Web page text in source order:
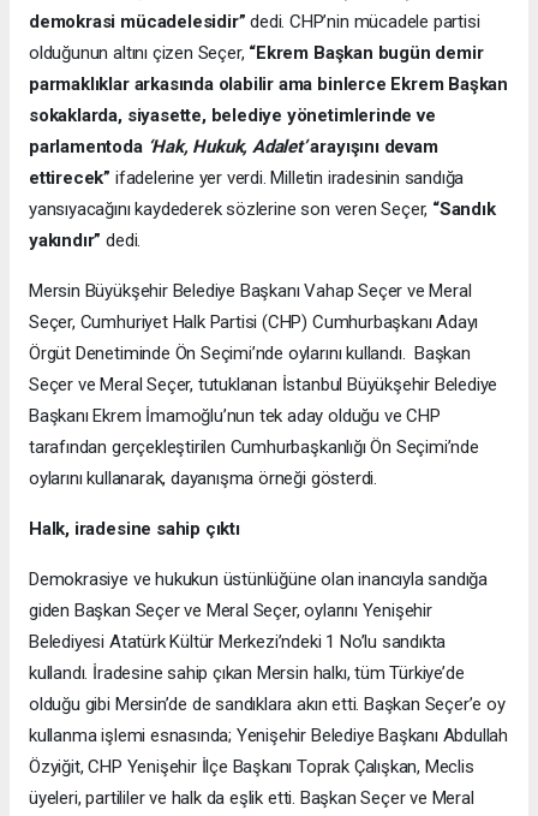
demokrasi mücadelesidir”dedi. CHP’nin mücadele partisi
olduğunun altını çizen Seçer, “Ekrem Başkan bugün demir
parmaklıklar arkasında olabilir ama binlerce Ekrem Başkan
sokaklarda, siyasette, belediye yönetimlerinde ve
parlamentoda ‘Hak, Hukuk, Adalet’arayışını devam
ettirecek” ifadelerine yer verdi. Milletin iradesinin sandığa
yansıyacağını kaydederek sözlerine son veren Seçer, “Sandık
yakındır”dedi.
Mersin Büyükşehir Belediye Başkanı Vahap Seçer ve Meral
Seçer, Cumhuriyet Halk Partisi (CHP) Cumhurbaşkanı Adayı
Örgüt Denetiminde Ön Seçimi’nde oylarını kullandı. Başkan
Seçer ve Meral Seçer, tutuklanan İstanbul Büyükşehir Belediye
Başkanı Ekrem İmamoğlu’nun tek aday olduğu ve CHP
tarafından gerçekleştirilen Cumhurbaşkanlığı Ön Seçimi’nde
oylarını kullanarak, dayanışma örneği gösterdi.
Halk, iradesine sahip çıktı
Demokrasiye ve hukukun üstünlüğüne olan inancıyla sandığa
giden Başkan Seçer ve Meral Seçer, oylarını Yenişehir
Belediyesi Atatürk Kültür Merkezi’ndeki 1 No’lu sandıkta
kullandı. İradesine sahip çıkan Mersin halkı, tüm Türkiye’de
olduğu gibi Mersin’de de sandıklara akın etti. Başkan Seçer’e oy
kullanma işlemi esnasında; Yenişehir Belediye Başkanı Abdullah
Özyiğit, CHP Yenişehir İlçe Başkanı Toprak Çalışkan, Meclis
üyeleri, partililer ve halk da eşlik etti. Başkan Seçer ve Meral